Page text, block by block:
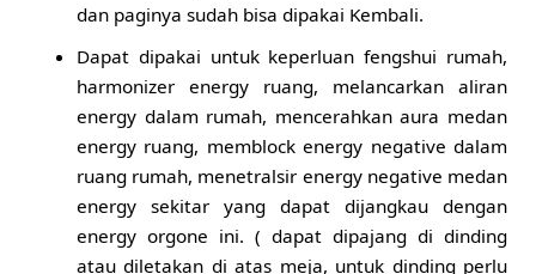
dan paginya sudah bisa dipakai Kembali.
Dapat dipakai untuk keperluan fengshui rumah,
harmonizer energy ruang, melancarkan aliran
energy dalam rumah, mencerahkan aura medan
energy ruang, memblock energy negative dalam
ruang rumah, menetralsir energy negative medan
energy sekitar yang dapat dijangkau dengan
energy orgone ini. ( dapat dipajang di dinding
atau diletakan di atas meja, untuk dinding perlu